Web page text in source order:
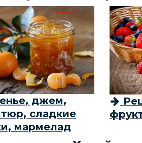
джем,
сладкие
мармелад